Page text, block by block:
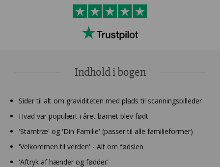
Indhold i bogen
Sider til alt om graviditeten med plads til scanningsbilleder
Hvad var populært i året barnet blev født
'Stamtræ' og 'Din Familie' (passer til alle familieformer)
'Velkommen til verden' - Alt om fødslen
'Aftryk af hænder og fødder'